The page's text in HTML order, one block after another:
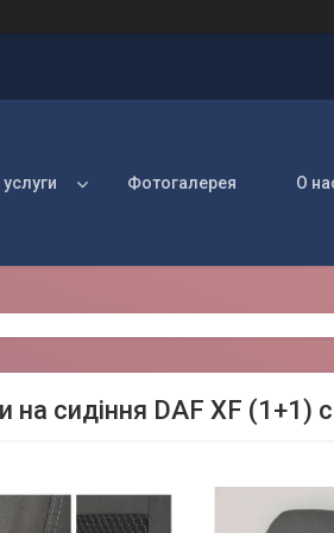
Фотогалерея О
на сидіння DAF XF (1+1)